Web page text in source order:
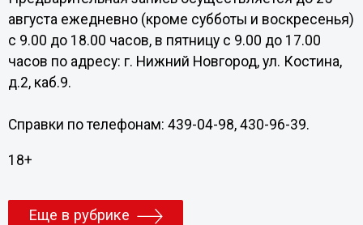
августа ежедневно (кроме субботы и воскресенья)
с 9.00 до 18.00 часов, в пятницу с 9.00 до 17.00
часов по адресу: г. Нижний Новгород, ул. Костина,
д.2, каб.9.
Справки по телефонам: 439-04-98, 430-96-39.
18+
Еще в рубрике